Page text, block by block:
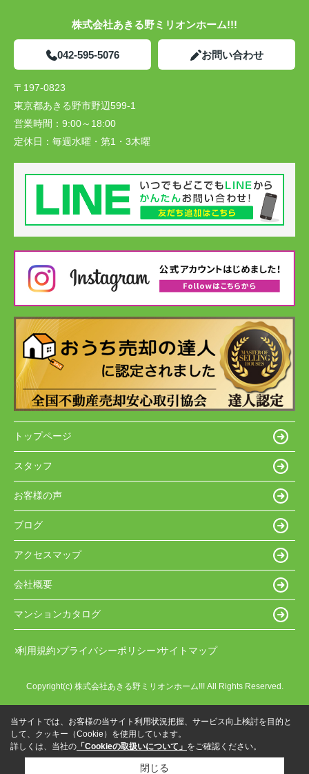
株式会社あきる野ミリオンホーム!!!
042-595-5076 お問い合わせ
〒197-0823
東京都あきる野市野辺599-1
営業時間： 9:00～18:00
定休日： 毎週水曜・第1・3木曜
トップページ
スタッフ
お客様の声
ブログ
アクセスマップ
会社概要
マンションカタログ
利用規約 プライバシーポリシー サイトマップ
Copyright(c) 株式会社あきる野ミリオンホーム!!! All Rights Reserved.
当サイトでは、お客様の当サイト利用状況把握、サービス向上検討を目的と
して、クッキー（Cookie）を使用しています。
詳しくは、当社の 「Cookieの取扱いについて」 をご確認ください。
閉じる